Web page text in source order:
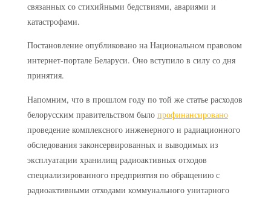
связанных со стихийными бедствиями, авариями и
катастрофами.
Постановление опубликовано на Национальном правовом
интернет-портале Беларуси. Оно вступило в силу со дня
принятия.
Напомним, что в прошлом году по той же статье расходов
белорусским правительством было профинансировано
проведение комплексного инженерного и радиационного
обследования законсервированных и выводимых из
эксплуатации хранилищ радиоактивных отходов
специализированного предприятия по обращению с
радиоактивными отходами коммунального унитарного